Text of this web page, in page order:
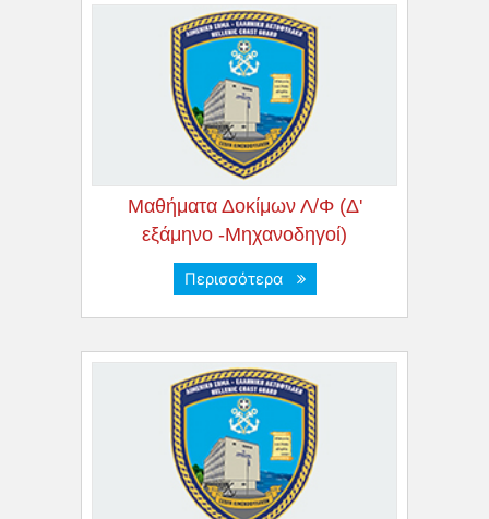
Μαθήματα Δοκίμων Λ/Φ (Δ'
εξάμηνο -Μηχανοδηγοί)
Περισσότερα